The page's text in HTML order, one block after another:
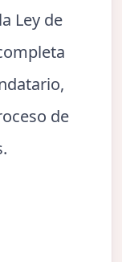
Ley de
de